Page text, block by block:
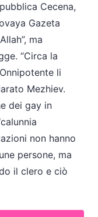
Cecena,
Gazeta
ma
“Circa la
li
Mezhiev.
dei gay in
non hanno
persone, ma
il clero e ciò